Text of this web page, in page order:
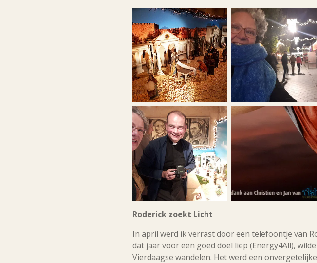
Roderick zoekt Licht
In april werd ik verrast door een telefoontje van
dat jaar voor een goed doel liep (Energy4All),
Vierdaagse wandelen. Het werd een